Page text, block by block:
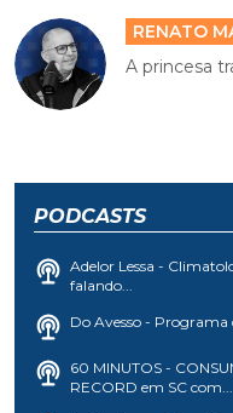
RENATO
A princesa
PODCASTS
Adelor Lessa -
falando...
Do Avesso - Programa
60 MINUTOS -
RECORD em SC com...